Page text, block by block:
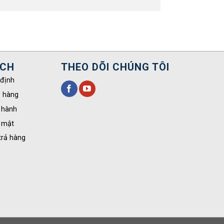
hàng
mật
hàng
THEO DÕI CHÚNG TÔI